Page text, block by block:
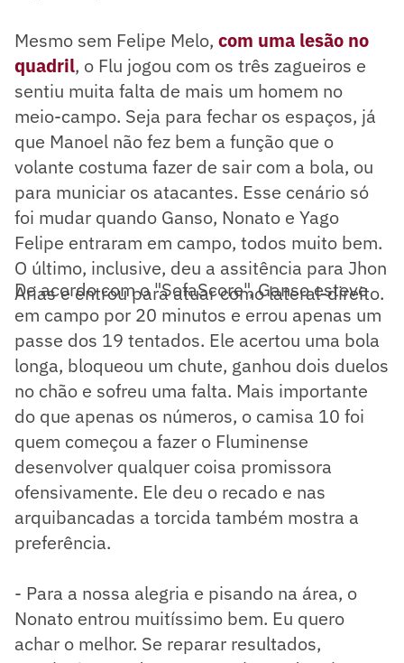
Mesmo sem Felipe Melo, com uma lesão no
quadril, o Flu jogou com os três zagueiros e
sentiu muita falta de mais um homem no
meio-campo. Seja para fechar os espaços, já
que Manoel não fez bem a função que o
volante costuma fazer de sair com a bola, ou
para municiar os atacantes. Esse cenário só
foi mudar quando Ganso, Nonato e Yago
Felipe entraram em campo, todos muito bem.
O último, inclusive, deu a assitência para Jhon
Arias e entrou para atuar como lateral-direito.
De acordo com o "SofaScore", Ganso esteve
em campo por 20 minutos e errou apenas um
passe dos 19 tentados. Ele acertou uma bola
longa, bloqueou um chute, ganhou dois duelos
no chão e sofreu uma falta. Mais importante
do que apenas os números, o camisa 10 foi
quem começou a fazer o Fluminense
desenvolver qualquer coisa promissora
ofensivamente. Ele deu o recado e nas
arquibancadas a torcida também mostra a
preferência.
- Para a nossa alegria e pisando na área, o
Nonato entrou muitíssimo bem. Eu quero
achar o melhor. Se reparar resultados,